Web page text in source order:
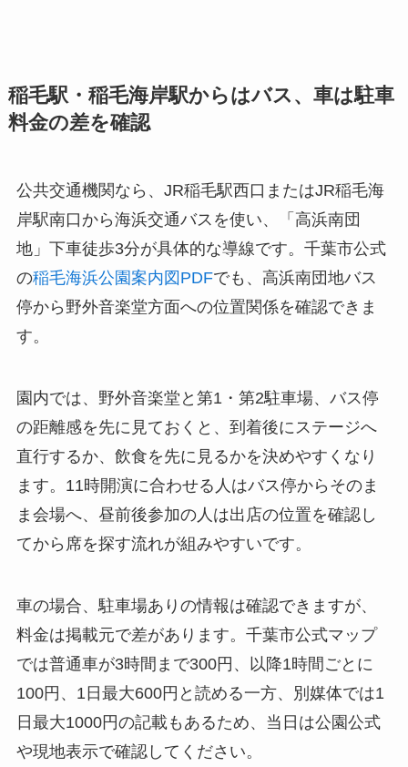
稲毛駅・稲毛海岸駅からはバス、車は駐車
料金の差を確認
公共交通機関なら、JR稲毛駅西口またはJR稲毛海
岸駅南口から海浜交通バスを使い、「高浜南団
地」下車徒歩3分が具体的な導線です。千葉市公式
の稲毛海浜公園案内図PDFでも、高浜南団地バス
停から野外音楽堂方面への位置関係を確認できま
す。
園内では、野外音楽堂と第1・第2駐車場、バス停
の距離感を先に見ておくと、到着後にステージへ
直行するか、飲食を先に見るかを決めやすくなり
ます。11時開演に合わせる人はバス停からそのま
ま会場へ、昼前後参加の人は出店の位置を確認し
てから席を探す流れが組みやすいです。
車の場合、駐車場ありの情報は確認できますが、
料金は掲載元で差があります。千葉市公式マップ
では普通車が3時間まで300円、以降1時間ごとに
100円、1日最大600円と読める一方、別媒体では1
日最大1000円の記載もあるため、当日は公園公式
や現地表示で確認してください。